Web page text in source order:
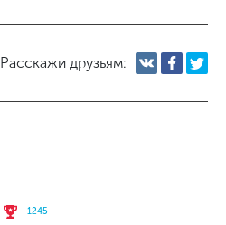
Расскажи друзьям:
1245